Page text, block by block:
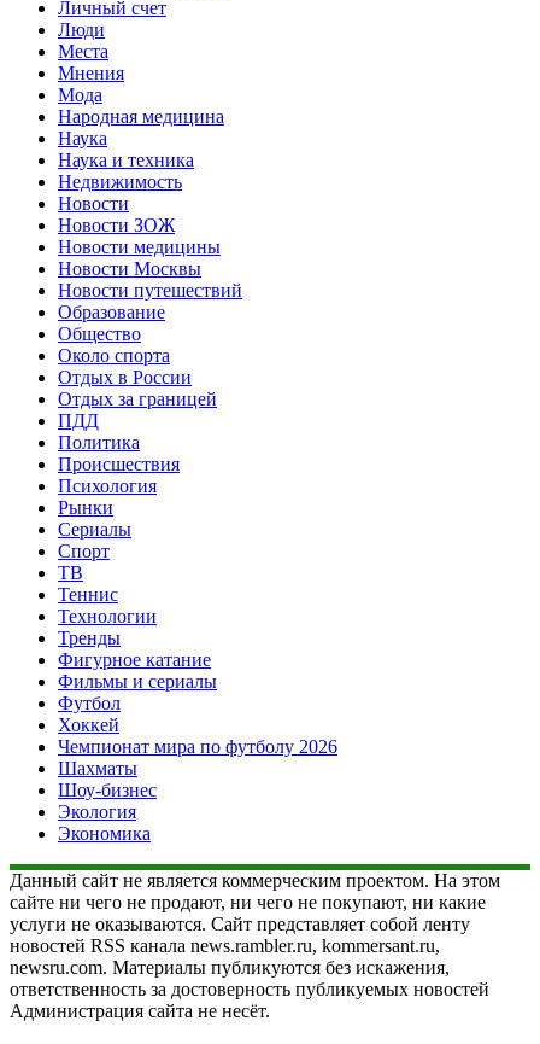
Личный счет
Люди
Места
Мнения
Мода
Народная медицина
Наука
Наука и техника
Недвижимость
Новости
Новости ЗОЖ
Новости медицины
Новости Москвы
Новости путешествий
Образование
Общество
Около спорта
Отдых в России
Отдых за границей
ПДД
Политика
Происшествия
Психология
Рынки
Сериалы
Спорт
ТВ
Теннис
Технологии
Тренды
Фигурное катание
Фильмы и сериалы
Футбол
Хоккей
Чемпионат мира по футболу 2026
Шахматы
Шоу-бизнес
Экология
Экономика
Данный сайт не является коммерческим проектом. На этом
сайте ни чего не продают, ни чего не покупают, ни какие
услуги не оказываются. Сайт представляет собой ленту
новостей RSS канала news.rambler.ru, kommersant.ru,
newsru.com. Материалы публикуются без искажения,
ответственность за достоверность публикуемых новостей
Администрация сайта не несёт.